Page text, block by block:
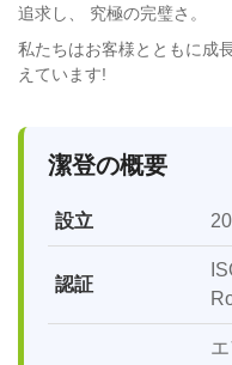
追求し、 究極の完璧さ。
私たちはお客様とともに成
えています!
潔登の概要
設立
認証